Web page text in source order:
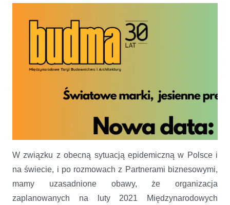
W związku z obecną sytuacją epidemiczną w Polsce i
na świecie, i po rozmowach z Partnerami biznesowymi,
mamy uzasadnione obawy, że organizacja
zaplanowanych na luty 2021 Międzynarodowych